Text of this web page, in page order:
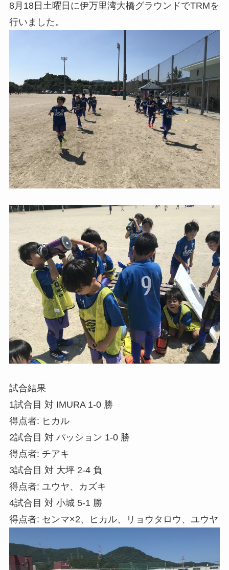
8月18日土曜日に伊万里湾大橋グラウンドでTRMを
行いました。
試合結果
1試合目 対 IMURA 1-0 勝
得点者: ヒカル
2試合目 対 パッション 1-0 勝
得点者: チアキ
3試合目 対 大坪 2-4 負
得点者: ユウヤ、カズキ
4試合目 対 小城 5-1 勝
得点者: センマ×2、ヒカル、リョウタロウ、ユウヤ